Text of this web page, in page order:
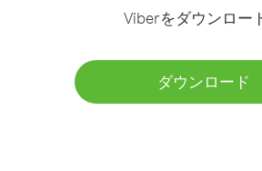
Viberをダウンロー
ダウンロード